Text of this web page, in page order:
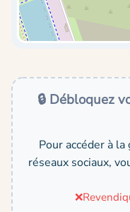
🔒 Débloquez
Pour accéder à
réseaux sociaux,
❌